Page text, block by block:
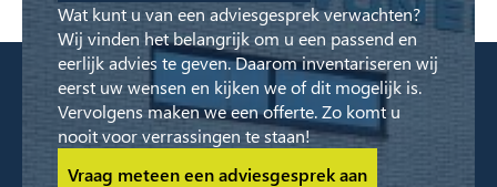
Wat kunt u van een adviesgesprek verwachten?
Wij vinden het belangrijk om u een passend en
eerlijk advies te geven. Daarom inventariseren wij
eerst uw wensen en kijken we of dit mogelijk is.
Vervolgens maken we een offerte. Zo komt u
nooit voor verrassingen te staan!
Vraag meteen een adviesgesprek aan